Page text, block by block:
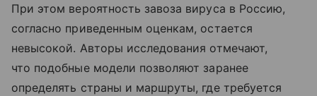
При этом вероятность завоза вируса в Россию,
согласно приведенным оценкам, остается
невысокой. Авторы исследования отмечают,
что подобные модели позволяют заранее
определять страны и маршруты, где требуется